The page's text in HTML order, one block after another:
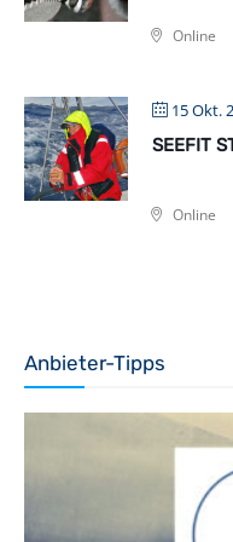
Online
15 Okt.
SEEFIT
Online
Anbieter-Tipps